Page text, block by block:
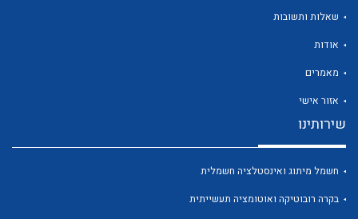
שאלות ותשובות
אודות
מאמרים
אזור אישי
שירותינו
חשמל מיתוג ואינסטלציה חשמלית
בקרה רובוטיקה ואוטומציה תעשייתית